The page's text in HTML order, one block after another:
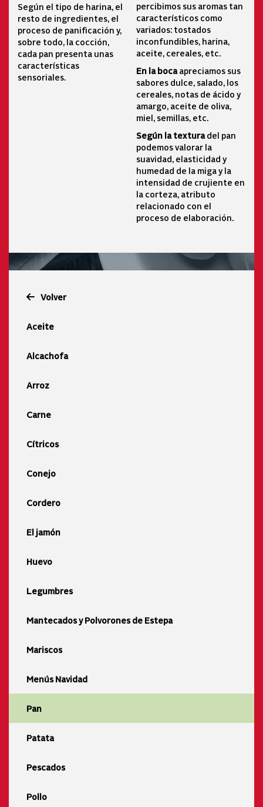
Según el tipo de harina, el
resto de ingredientes, el
proceso de panificación y,
sobre todo, la cocción,
cada pan presenta unas
características
sensoriales.
percibimos sus aromas tan
característicos como
variados: tostados
inconfundibles, harina,
aceite, cereales, etc.
En la bocaapreciamos sus
sabores dulce, salado, los
cereales, notas de ácido y
amargo, aceite de oliva,
miel, semillas, etc.
Según la texturadel pan
podemos valorar la
suavidad, elasticidad y
humedad de la miga y la
intensidad de crujiente en
la corteza, atributo
relacionado con el
proceso de elaboración.
Volver
Aceite
Alcachofa
Arroz
Carne
Cítricos
Conejo
Cordero
El jamón
Huevo
Legumbres
Mantecados y Polvorones de Estepa
Mariscos
Menús Navidad
Pan
Patata
Pescados
Pollo